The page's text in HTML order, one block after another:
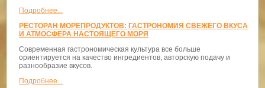
Подробнее...
РЕСТОРАН МОРЕПРОДУКТОВ: ГАСТРОНОМИЯ СВЕЖЕГО ВКУСА
И АТМОСФЕРА НАСТОЯЩЕГО МОРЯ
Современная гастрономическая культура все больше
ориентируется на качество ингредиентов, авторскую подачу и
разнообразие вкусов.
Подробнее...